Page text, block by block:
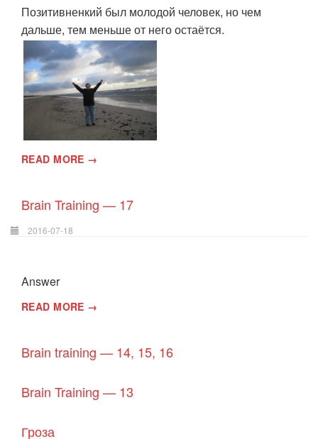
Позитивненкий был молодой человек, но чем
дальше, тем меньше от него остаётся.
READ MORE →
Brain Training — 17
2016-07-18
Answer
READ MORE →
Brain training — 14, 15, 16
Brain Training — 13
Гроза